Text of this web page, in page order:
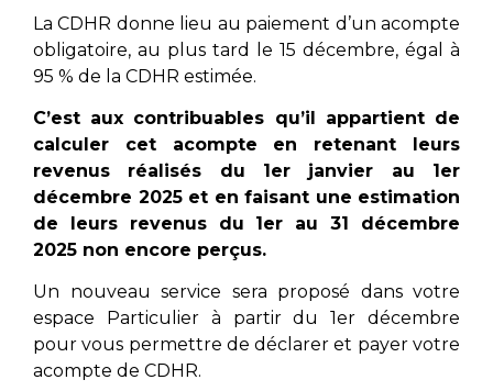
La CDHR donne lieu au paiement d’un acompte
obligatoire, au plus tard le 15 décembre, égal à
95 % de la CDHR estimée.
C’est aux contribuables qu’il appartient de
calculer cet acompte en retenant leurs
revenus réalisés du 1er janvier au 1er
décembre 2025 et en faisant une estimation
de leurs revenus du 1er au 31 décembre
2025 non encore perçus.
Un nouveau service sera proposé dans votre
espace Particulier à partir du 1er décembre
pour vous permettre de déclarer et payer votre
acompte de CDHR.